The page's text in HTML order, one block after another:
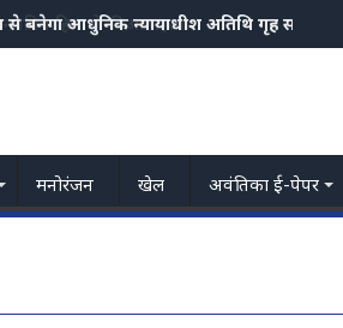
से बनेगा आधुनिक न्यायाधीश अतिथि गृह सर्वोच्च
ने की आत्महत्या
मनोरंजन खेल अवंतिका ई-पेपर